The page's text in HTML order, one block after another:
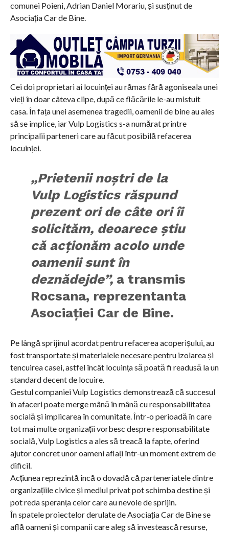
comunei Poieni, Adrian Daniel Morariu, și susținut de
Asociația Car de Bine.
Cei doi proprietari ai locuinței au rămas fără agoniseala unei
vieți în doar câteva clipe, după ce flăcările le-au mistuit
casa. În fața unei asemenea tragedii, oamenii de bine au ales
să se implice, iar Vulp Logistics s-a numărat printre
principalii parteneri care au făcut posibilă refacerea
locuinței.
„Prietenii noștri de la
Vulp Logistics răspund
prezent ori de câte ori îi
solicităm, deoarece știu
că acționăm acolo unde
oamenii sunt în
deznădejde”, a transmis
Rocsana, reprezentanta
Asociației Car de Bine.
Pe lângă sprijinul acordat pentru refacerea acoperișului, au
fost transportate și materialele necesare pentru izolarea și
tencuirea casei, astfel încât locuința să poată fi readusă la un
standard decent de locuire.
Gestul companiei Vulp Logistics demonstrează că succesul
în afaceri poate merge mână în mână cu responsabilitatea
socială și implicarea în comunitate. Într-o perioadă în care
tot mai multe organizații vorbesc despre responsabilitate
socială, Vulp Logistics a ales să treacă la fapte, oferind
ajutor concret unor oameni aflați într-un moment extrem de
dificil.
Acțiunea reprezintă încă o dovadă că parteneriatele dintre
organizațiile civice și mediul privat pot schimba destine și
pot reda speranța celor care au nevoie de sprijin.
În spatele proiectelor derulate de Asociația Car de Bine se
află oameni și companii care aleg să investească resurse,